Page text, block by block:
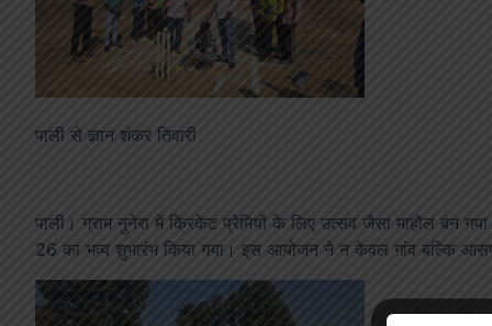
पाली से ज्ञान शंकर तिवारी
पाली। ग्राम नुनेरा में क्रिकेट प्रेमियों के लिए उत्सव जैसा माहौल बन
26 का भव्य शुभारंभ किया गया। इस आयोजन ने न केवल गांव बल्कि